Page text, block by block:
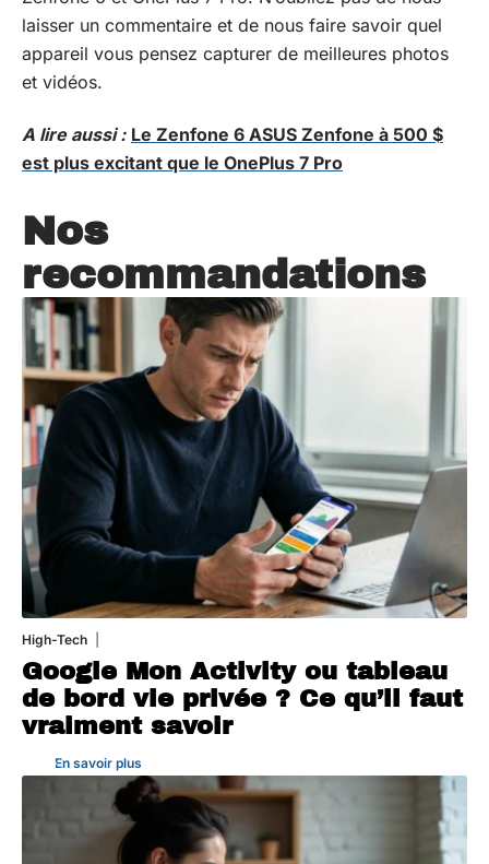
laisser un commentaire et de nous faire savoir quel
appareil vous pensez capturer de meilleures photos
et vidéos.
A lire aussi : Le Zenfone 6 ASUS Zenfone à 500 $
est plus excitant que le OnePlus 7 Pro
Nos
recommandations
High-Tech
Google Mon Activity ou tableau
de bord vie privée ? Ce qu’il faut
vraiment savoir
En savoir plus